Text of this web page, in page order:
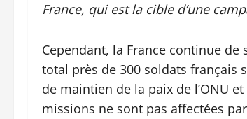
France, qui est la cible d’une
Cependant, la France continue de
total près de 300 soldats français
de maintien de la paix de l’ONU
missions ne sont pas affectées